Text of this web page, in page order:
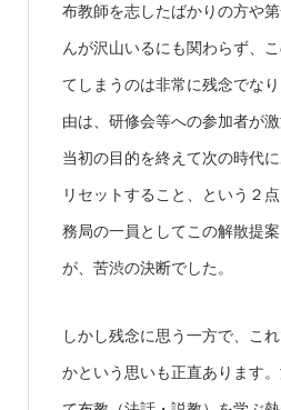
布教師を志したばかりの方や
んが沢山いるにも関わらず、
てしまうのは非常に残念でな
由は、研修会等への参加者が
当初の目的を終えて次の時代
リセットすること、という２
務局の一員としてこの解散提
が、苦渋の決断でした。
しかし残念に思う一方で、こ
かという思いも正直あります